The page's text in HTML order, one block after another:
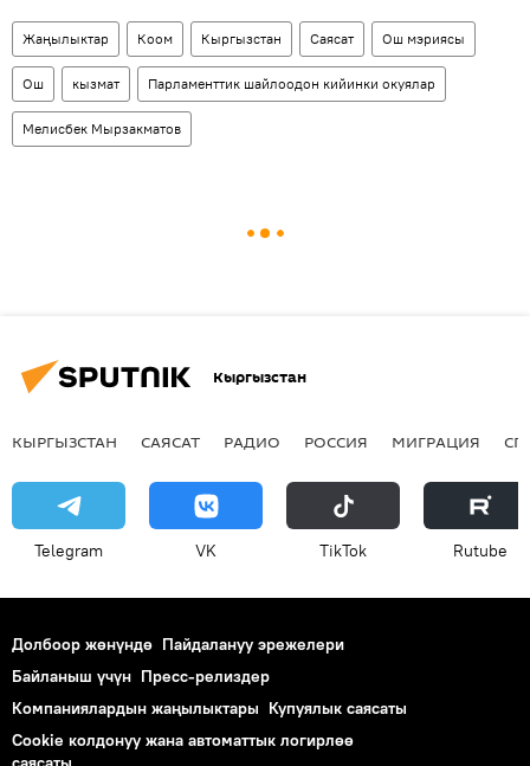
Жаңылыктар Коом Кыргызстан Саясат Ош мэриясы
Ош кызмат Парламенттик шайлоодон кийинки окуялар
Мелисбек Мырзакматов
Кыргызстан
КЫРГЫЗСТАН САЯСАТ РАДИО РОССИЯ МИГРАЦИЯ
Telegram VK ТikТоk Rutube
Долбоор жөнүндө Пайдалануу эрежелери
Байланыш үчүн Пресс-релиздер
Компаниялардын жаңылыктары Купуялык саясаты
Cookie колдонуу жана автоматтык логирлөө